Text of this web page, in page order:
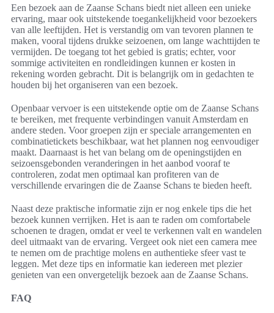
Een bezoek aan de Zaanse Schans biedt niet alleen een unieke
ervaring, maar ook uitstekende toegankelijkheid voor bezoekers
van alle leeftijden. Het is verstandig om van tevoren plannen te
maken, vooral tijdens drukke seizoenen, om lange wachttijden te
vermijden. De toegang tot het gebied is gratis; echter, voor
sommige activiteiten en rondleidingen kunnen er kosten in
rekening worden gebracht. Dit is belangrijk om in gedachten te
houden bij het organiseren van een bezoek.
Openbaar vervoer is een uitstekende optie om de Zaanse Schans
te bereiken, met frequente verbindingen vanuit Amsterdam en
andere steden. Voor groepen zijn er speciale arrangementen en
combinatietickets beschikbaar, wat het plannen nog eenvoudiger
maakt. Daarnaast is het van belang om de openingstijden en
seizoensgebonden veranderingen in het aanbod vooraf te
controleren, zodat men optimaal kan profiteren van de
verschillende ervaringen die de Zaanse Schans te bieden heeft.
Naast deze praktische informatie zijn er nog enkele tips die het
bezoek kunnen verrijken. Het is aan te raden om comfortabele
schoenen te dragen, omdat er veel te verkennen valt en wandelen
deel uitmaakt van de ervaring. Vergeet ook niet een camera mee
te nemen om de prachtige molens en authentieke sfeer vast te
leggen. Met deze tips en informatie kan iedereen met plezier
genieten van een onvergetelijk bezoek aan de Zaanse Schans.
FAQ